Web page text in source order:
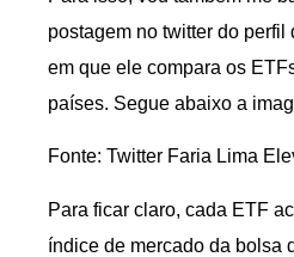
postagem no twitter do perfil
em que ele compara os
países. Segue abaixo a
Fonte: Twitter Faria Lima
Para ficar claro, cada ETF
índice de mercado da bolsa